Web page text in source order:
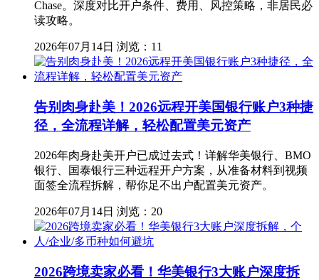
Chase。深度对比开户条件、费用、风控策略，非居民必
读攻略。
2026年07月14日 浏览：11
告别肉身赴美！2026远程开美国银行账户3种捷
径，全流程详解，轻松配置美元资产
2026年肉身赴美开户已成过去式！详解华美银行、BMO
银行、国泰银行三种远程开户方案，从准备材料到视频
面签全流程拆解，帮你足不出户配置美元资产。
2026年07月14日 浏览：20
2026跨境卖家必看！华美银行3大账户深度拆